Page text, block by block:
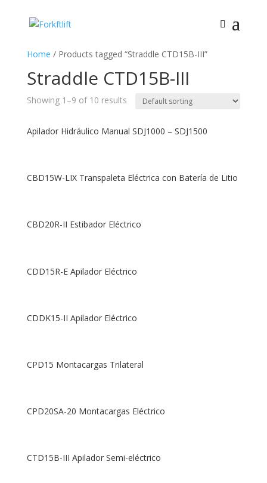
Home / Products tagged “Straddle CTD15B-III”
Straddle CTD15B-III
Showing 1–9 of 10 results
Apilador Hidráulico Manual SDJ1000 – SDJ1500
CBD15W-LIX Transpaleta Eléctrica con Batería de Litio
CBD20R-II Estibador Eléctrico
CDD15R-E Apilador Eléctrico
CDDK15-II Apilador Eléctrico
CPD15 Montacargas Trilateral
CPD20SA-20 Montacargas Eléctrico
CTD15B-III Apilador Semi-eléctrico